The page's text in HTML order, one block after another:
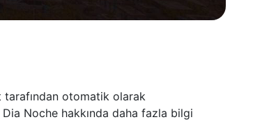
tarafından otomatik olarak
Noche hakkında daha fazla bilgi